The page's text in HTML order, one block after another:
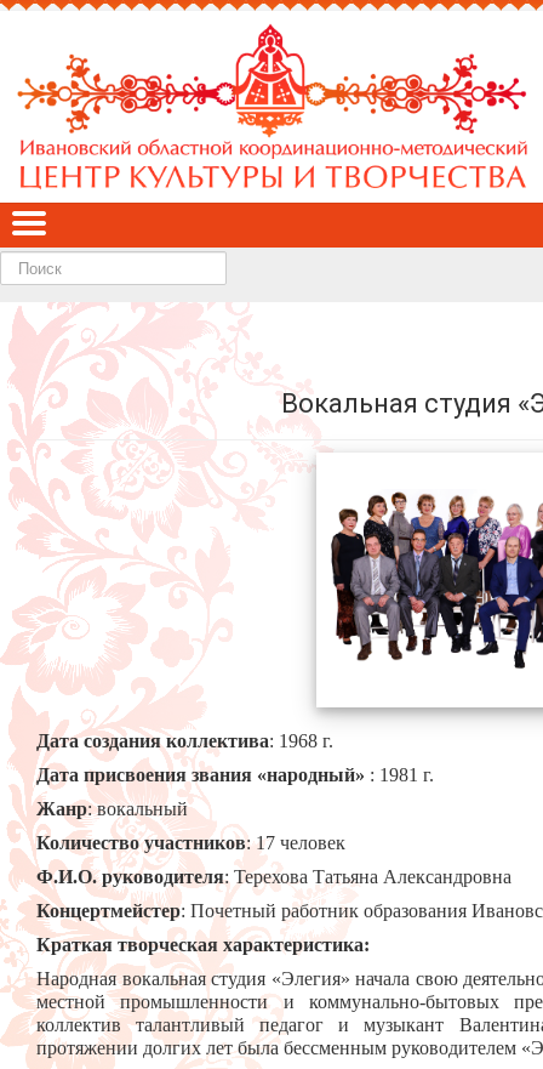
Найти
Вокальная студия
Дата создания коллектива: 1968 г.
Дата присвоения звания «народный» : 1981 г.
Жанр: вокальный
Количество участников: 17 человек
Ф.И.О. руководителя: Терехова Татьяна Александровна
Концертмейстер: Почетный работник образования
Краткая творческая характеристика:
Народная вокальная студия «Элегия» начала свою
местной промышленности и коммунально-бытовых
коллектив талантливый педагог и музыкант
протяжении долгих лет была бессменным руководителем